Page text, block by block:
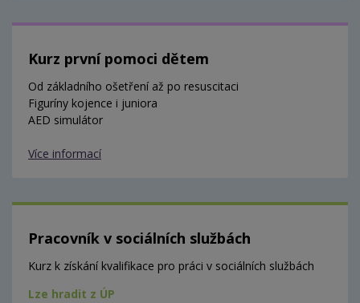
Kurz první pomoci dětem
Od základního ošetření až po resuscitaci
Figuríny kojence i juniora
AED simulátor
Více informací
Pracovník v sociálních službách
Kurz k získání kvalifikace pro práci v sociálních službách
Lze hradit z ÚP